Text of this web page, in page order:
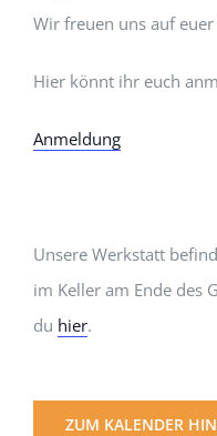
Wir freuen uns auf
Hier könnt ihr euch
Anmeldung
Unsere Werkstatt
im Keller am Ende des
du hier.
ZUM KALENDER